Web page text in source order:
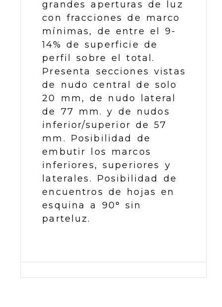
grandes aperturas de luz
con fracciones de marco
mínimas, de entre el 9-
14% de superficie de
perfil sobre el total.
Presenta secciones vistas
de nudo central de solo
20 mm, de nudo lateral
de 77 mm. y de nudos
inferior/superior de 57
mm. Posibilidad de
embutir los marcos
inferiores, superiores y
laterales. Posibilidad de
encuentros de hojas en
esquina a 90° sin
parteluz.